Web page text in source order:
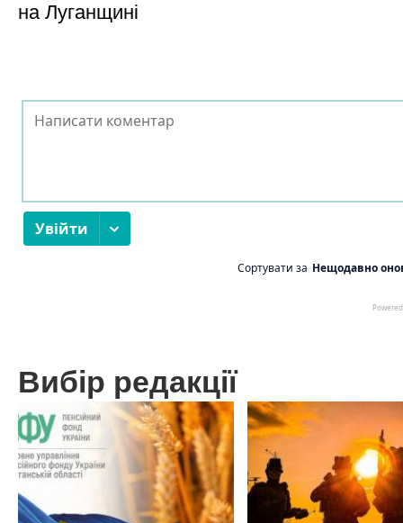
на Луганщині
Вибір редакції